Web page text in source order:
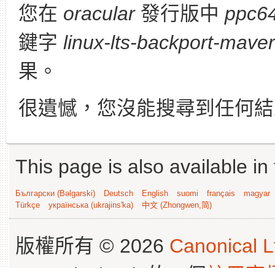
您在 oracular發行版中
鍵字 linux-lts-backport-
果。
很遺憾，您沒能搜尋到任何
This page is also available
Български (Bəlgarski) Deutsch English suomi français
magyar
Türkçe
українська (ukrajins'ka) 中文 (Zhongwen,简)
版權所有 © 2026 Canonical